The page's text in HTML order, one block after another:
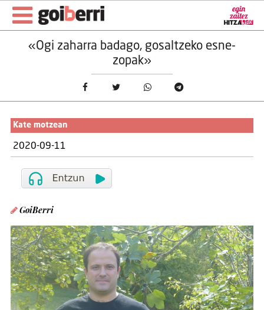
«Ogi zaharra badago, gosaltzeko esne-
zopak»
Kate motzean
2020-09-11
GoiBerri